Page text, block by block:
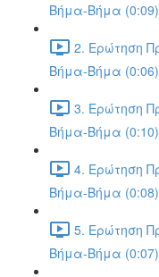
Βήμα-Βήμα (0:09)
2. Ερώτηση
Βήμα-Βήμα (0:06)
3. Ερώτηση
Βήμα-Βήμα (0:10)
4. Ερώτηση
Βήμα-Βήμα (0:08)
5. Ερώτηση
Βήμα-Βήμα (0:07)